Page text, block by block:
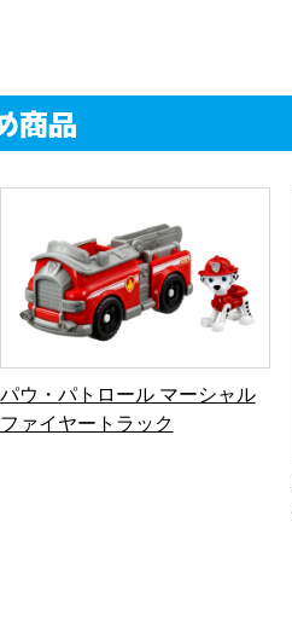
商品
パウ・パトロール マーシャル
ファイヤートラック